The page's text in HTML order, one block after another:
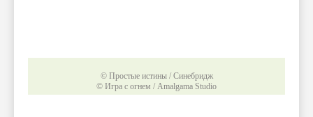
© Простые истины / Синебридж
© Игра с огнем / Amalgama Studio